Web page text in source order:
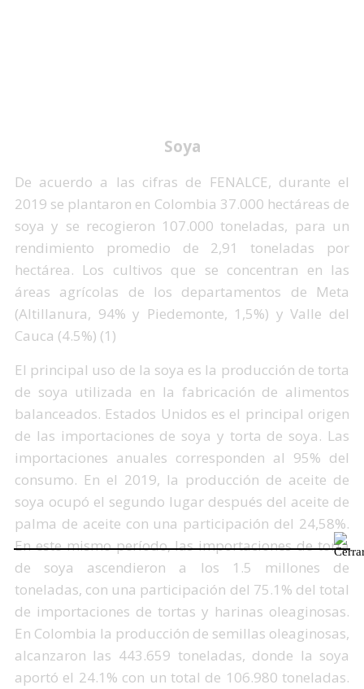
Soya
De acuerdo a las cifras de FENALCE, durante el
2019 se plantaron en Colombia 37.000 hectáreas de
soya y se recogieron 107.000 toneladas, para un
rendimiento promedio de 2,91 toneladas por
hectárea. Los cultivos que se concentran en las
áreas agrícolas de los departamentos de Meta
(Altillanura, 94% y Piedemonte, 1,5%) y Valle del
Cauca (4.5%) (1)
El principal uso de la soya es la producción de torta
de soya utilizada en la fabricación de alimentos
balanceados. Estados Unidos es el principal origen
de las importaciones de soya y torta de soya. Las
importaciones anuales corresponden al 95% del
consumo. En el 2019, la producción de aceite de
soya ocupó el segundo lugar después del aceite de
palma de aceite con una participación del 24,58%.
En este mismo período, las importaciones de torta
de soya ascendieron a los 1.5 millones de
toneladas, con una participación del 75.1% del total
de importaciones de tortas y harinas oleaginosas.
En Colombia la producción de semillas oleaginosas,
alcanzaron las 443.659 toneladas, donde la soya
aportó el 24.1% con un total de 106.980 toneladas.